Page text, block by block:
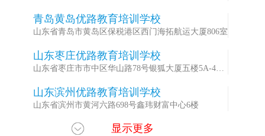
青岛黄岛优路教育培训学校
山东省青岛市黄岛区保税港区西门海拓航运大厦806室
山东枣庄优路教育培训学校
山东省枣庄市市中区华山路78号银狐大厦五楼5A-4室
山东滨州优路教育培训学校
山东省滨州市黄河六路698号鑫玮财富中心6楼
山东聊城优路教育培训学校
显示更多